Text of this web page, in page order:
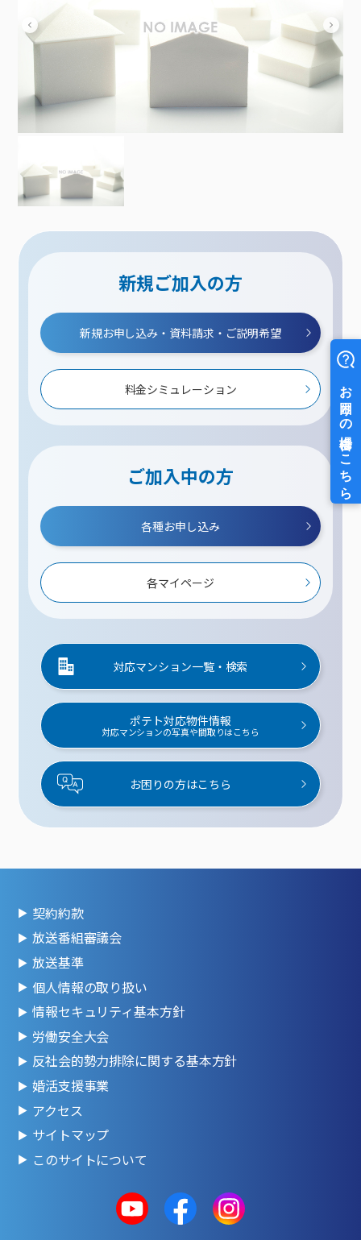
新規ご加入の方
新規お申し込み・資料請求・ご説明希望
料金シミュレーション
ご加入中の方
各種お申し込み
各マイページ
対応マンション一覧・検索
ポテト対応物件情報
対応マンションの写真や間取りはこちら
お困りの方はこちら
契約約款
放送番組審議会
放送基準
個人情報の取り扱い
情報セキュリティ基本方針
労働安全大会
反社会的勢力排除に関する基本方針
婚活支援事業
アクセス
サイトマップ
このサイトについて